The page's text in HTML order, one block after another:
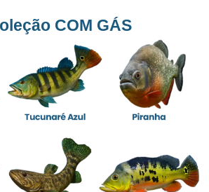
COM GÁS